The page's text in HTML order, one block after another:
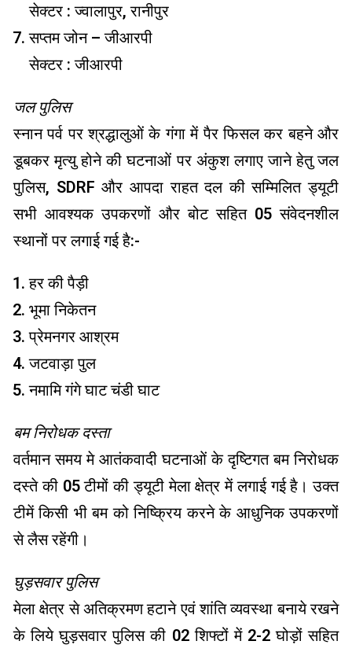
सेक्टर : ज्वालापुर, रानीपुर
सप्तम जोन – जीआरपी
सेक्टर : जीआरपी
जल पुलिस
स्नान पर्व पर श्रद्धालुओं के गंगा में पैर फिसल कर बहने और
डूबकर मृत्यु होने की घटनाओं पर अंकुश लगाए जाने हेतु जल
पुलिस, SDRF और आपदा राहत दल की सम्मिलित ड्यूटी
सभी आवश्यक उपकरणों और बोट सहित 05 संवेदनशील
स्थानों पर लगाई गई है:-
हर की पैड़ी
भूमा निकेतन
प्रेमनगर आश्रम
जटवाड़ा पुल
नमामि गंगे घाट चंडी घाट
बम निरोधक दस्ता
वर्तमान समय मे आतंकवादी घटनाओं के दृष्टिगत बम निरोधक
दस्ते की 05 टीमों की ड्यूटी मेला क्षेत्र में लगाई गई है। उक्त
टीमें किसी भी बम को निष्क्रिय करने के आधुनिक उपकरणों
से लैस रहेंगी।
घुड़सवार पुलिस
मेला क्षेत्र से अतिक्रमण हटाने एवं शांति व्यवस्था बनाये रखने
के लिये घुड़सवार पुलिस की 02 शिफ्टों में 2-2 घोड़ों सहित